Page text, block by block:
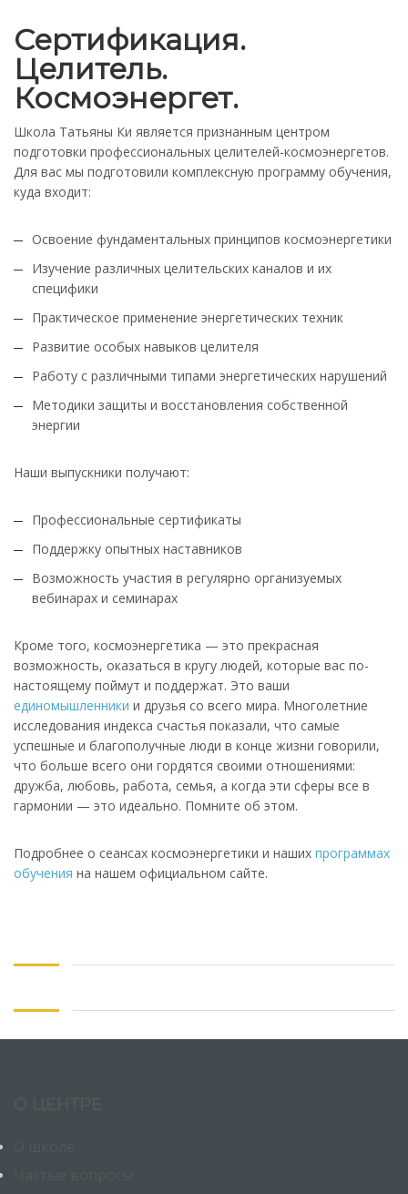
Сертификация.
Целитель.
Космоэнергет.
Школа Татьяны Ки является признанным центром
подготовки профессиональных целителей-космоэнергетов.
Для вас мы подготовили комплексную программу обучения,
куда входит:
Освоение фундаментальных принципов космоэнергетики
Изучение различных целительских каналов и их
специфики
Практическое применение энергетических техник
Развитие особых навыков целителя
Работу с различными типами энергетических нарушений
Методики защиты и восстановления собственной
энергии
Наши выпускники получают:
Профессиональные сертификаты
Поддержку опытных наставников
Возможность участия в регулярно организуемых
вебинарах и семинарах
Кроме того, космоэнергетика — это прекрасная
возможность, оказаться в кругу людей, которые вас по-
настоящему поймут и поддержат. Это ваши
единомышленники и друзья со всего мира. Многолетние
исследования индекса счастья показали, что самые
успешные и благополучные люди в конце жизни говорили,
что больше всего они гордятся своими отношениями:
дружба, любовь, работа, семья, а когда эти сферы все в
гармонии — это идеально. Помните об этом.
Подробнее о сеансах космоэнергетики и наших программах
обучения на нашем официальном сайте.